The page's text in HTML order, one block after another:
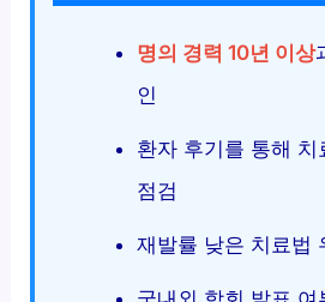
명의 경력 10년 이상
인
환자 후기를 통해
점검
재발률 낮은 치료법